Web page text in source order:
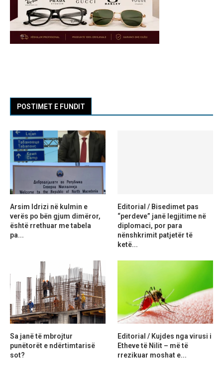
POSTIMET E FUNDIT
Arsim Idrizi në kulmin e
verës po bën gjum dimëror,
është rrethuar me tabela
pa...
Editorial / Bisedimet pas
“perdeve” janë legjitime në
diplomaci, por para
nënshkrimit patjetër të
ketë...
Sa janë të mbrojtur
punëtorët e ndërtimtarisë
sot?
Editorial / Kujdes nga virusi i
Etheve të Nilit – më të
rrezikuar moshat e...